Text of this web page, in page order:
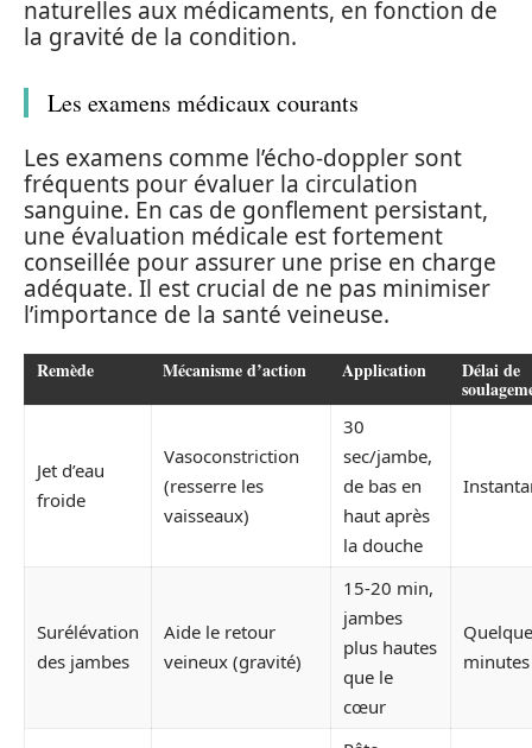
naturelles aux médicaments, en fonction de
la gravité de la condition.
Les examens médicaux courants
Les examens comme l’écho-doppler sont
fréquents pour évaluer la circulation
sanguine. En cas de gonflement persistant,
une évaluation médicale est fortement
conseillée pour assurer une prise en charge
adéquate. Il est crucial de ne pas minimiser
l’importance de la santé veineuse.
Remède Mécanisme d’action Application Délai de
Jet d’eau
froide
Vasoconstriction
(resserre les
vaisseaux)
30
sec/jambe,
de bas en
haut après
la douche
Surélévation
des jambes
Aide le retour
veineux (gravité)
15-20 min,
jambes
plus hautes
que le
cœur
minutes